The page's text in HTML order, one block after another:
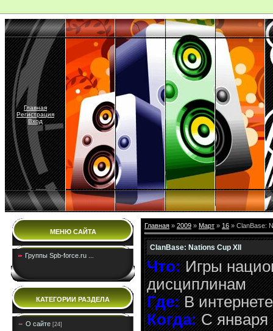
Главная
Регистрация
Вход
МЕНЮ САЙТА
Группы Spb-force.ru ...
КАТЕГОРИИ РАЗДЕЛА
О сайте [24]
Главная » 2009 » Март » 16 » ClanBase:
ClanBase: Nations Cup XII
Что:Игры
дисциплинам
Где:В
Когда:С января